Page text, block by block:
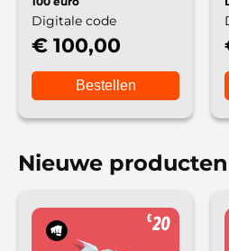
Digitale code
€ 100,00
Bestellen
Nieuwe producten